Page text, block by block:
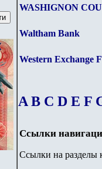
WASHIGNON
Waltham Bank
Western Exchange
A B C D E F
Ссылки
Ссылки на разделы